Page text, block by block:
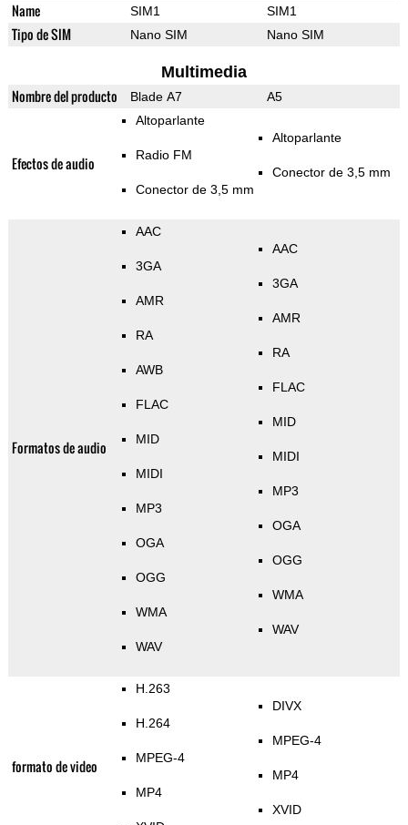
Name SIM1 SIM1
Tipo de SIM Nano SIM Nano SIM
Multimedia
Nombre del producto Blade A7 A5
Efectos de audio
Altoparlante
Radio FM
Conector de 3,5 mm
Altoparlante
Conector de 3,5 mm
Formatos de audio
AAC
3GA
AMR
RA
AWB
FLAC
MID
MIDI
MP3
OGA
OGG
WMA
WAV
AAC
3GA
AMR
RA
FLAC
MID
MIDI
MP3
OGA
OGG
WMA
WAV
formato de video
H.263
H.264
MPEG-4
MP4
DIVX
MPEG-4
MP4
XVID